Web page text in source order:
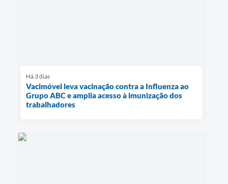
Há 3 dias
Vacimóvel leva vacinação contra a Influenza ao
Grupo ABC e amplia acesso à imunização dos
trabalhadores